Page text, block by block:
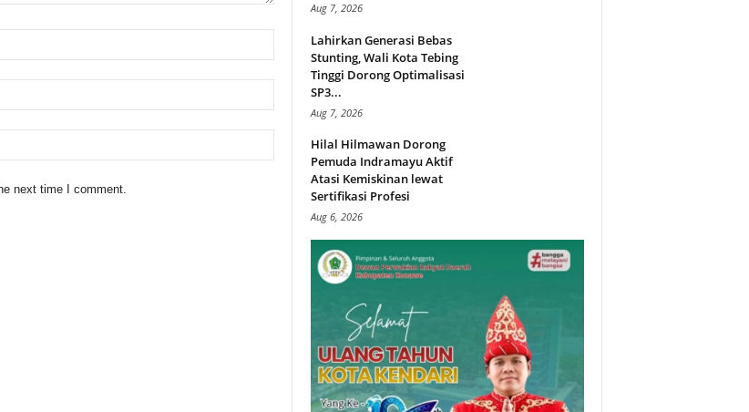
next time I comment.
Aug 7, 2026
Lahirkan Generasi Bebas
Stunting, Wali Kota Tebing
Tinggi Dorong Optimalisasi
SP3...
Aug 7, 2026
Hilal Hilmawan Dorong
Pemuda Indramayu Aktif
Atasi Kemiskinan lewat
Sertifikasi Profesi
Aug 6, 2026